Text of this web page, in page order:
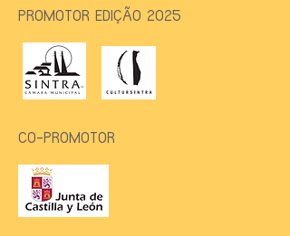
PROMOTOR EDIÇÃO 2025
CO-PROMOTOR